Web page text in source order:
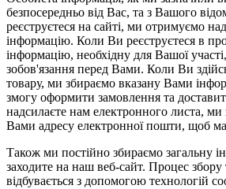
безпосередньо від Вас, та з Вашого
реєструєтеся на сайті, ми отримуємо
інформацію. Коли Ви реєструєтеся в
інформацію, необхідну для Вашої
зобов'язання перед Вами. Коли Ви
товару, ми збираємо вказану Вами
змогу оформити замовлення та
надсилаєте нам електронного листа, ми
Вами адресу електронної пошти, щоб
Також ми постійно збираємо загальну
заходите на наш веб-сайт. Процес
відбувається з допомогою технологій